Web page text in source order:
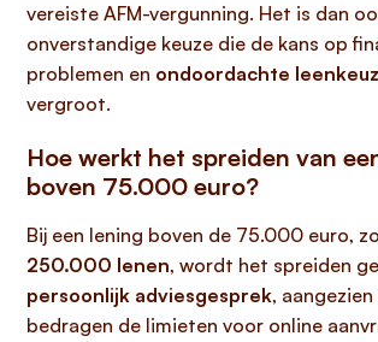
vereiste AFM-vergunning. Het is dan
onverstandige keuze die de kans op
problemen en ondoordachte
vergroot.
Hoe werkt het spreiden van
boven 75.000 euro?
Bij een lening boven de 75.000 euro,
250.000 lenen, wordt het spreiden
persoonlijk adviesgesprek,
bedragen de limieten voor online